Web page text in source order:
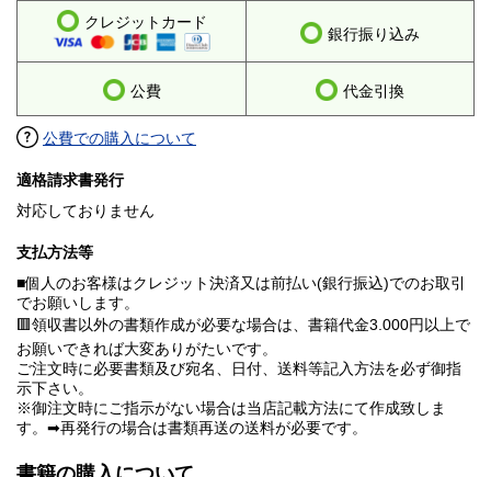
クレジットカード
銀行振り込み
公費 代金引換
公費での購入について
適格請求書発行
対応しておりません
支払方法等
■個人のお客様はクレジット決済又は前払い(銀行振込)でのお取引
でお願いします。
🟥領収書以外の書類作成が必要な場合は、書籍代金3.000円以上で
お願いできれば大変ありがたいです。
ご注文時に必要書類及び宛名、日付、送料等記入方法を必ず御指
示下さい。
※御注文時にご指示がない場合は当店記載方法にて作成致しま
す。➡再発行の場合は書類再送の送料が必要です。